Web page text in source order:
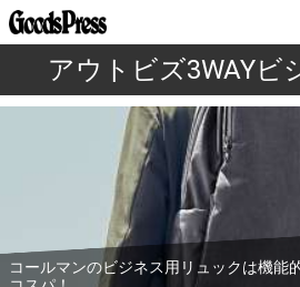
アウトビズ3WAYビ
コールマンのビジネス用リュックは機能